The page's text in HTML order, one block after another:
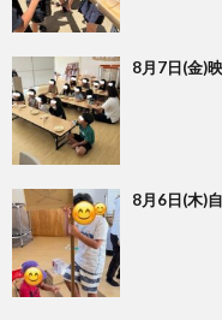
8月7日(金)
8月6日(木)